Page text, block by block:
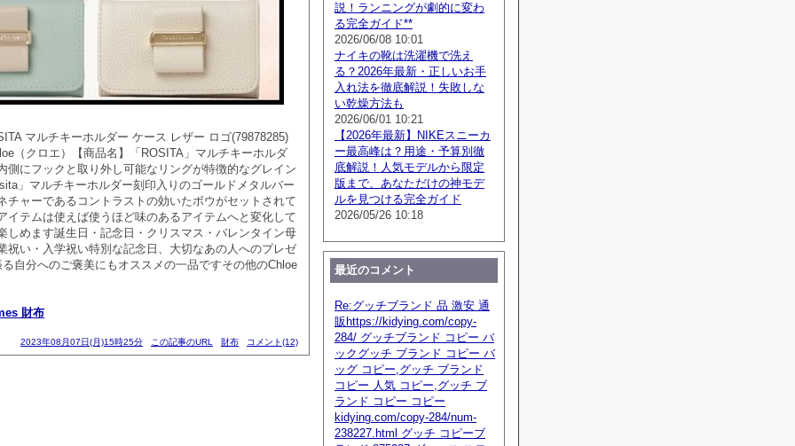
マルチキーホルダー ケース レザー ロゴ(79878285)
（クロエ）【商品名】「ROSITA」マルチキーホルダ
側にフックと取り外し可能なリングが特徴的なグレイン
」マルチキーホルダー刻印入りのゴールドメタルバー
チャーであるコントラストの効いたボウがセットされて
イテムは使えば使うほど味のあるアイテムへと変化して
しめます誕生日・記念日・クリスマス・バレンタイン母
祝い・入学祝い特別な記念日、大切なあの人へのプレゼ
自分へのご褒美にもオススメの一品ですその他のChloe
財布
2023年08月07日(月)15時25分 この記事のURL 財布 コメント(12)
説！ランニングが劇的に変わ
る完全ガイド**
2026/06/08 10:01
ナイキの靴は洗濯機で洗え
る？2026年最新・正しいお手
入れ法を徹底解説！失敗しな
い乾燥方法も
2026/06/01 10:21
【2026年最新】NIKEスニーカ
ー最高峰は？用途・予算別徹
底解説！人気モデルから限定
版まで、あなただけの神モデ
ルを見つける完全ガイド
2026/05/26 10:18
最近のコメント
Re:グッチブランド 品 激安 通
販https://kidying.com/copy-
284/ グッチブランド コピー バ
ックグッチ ブランド コピー バ
ッグ コピー,グッチ ブランド
コピー 人気 コピー,グッチ ブ
ランド コピー コピー
kidying.com/copy-284/num-
238227.html グッチ コピーブ